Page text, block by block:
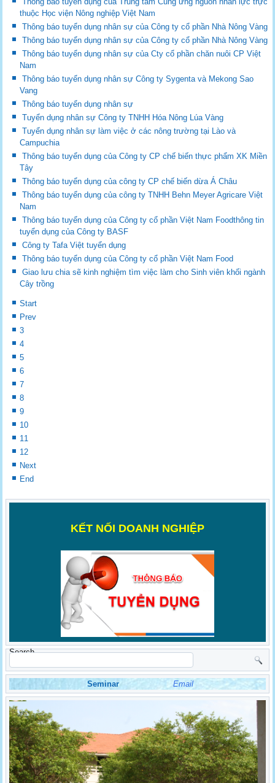
thuộc Học viện Nông nghiệp Việt Nam
Thông báo tuyển dụng nhân sự của Công ty cổ phần Nhà Nông Vàng
Thông báo tuyển dụng nhân sự của Công ty cổ phần Nhà Nông Vàng
Thông báo tuyển dụng nhân sự của Cty cổ phần chăn nuôi CP Việt
Nam
Thông báo tuyển dụng nhân sự Công ty Sygenta và Mekong Sao
Vang
Thông báo tuyển dụng nhân sự
Tuyển dụng nhân sự Công ty TNHH Hóa Nông Lúa Vàng
Tuyển dụng nhân sự làm việc ở các nông trường tại Lào và
Campuchia
Thông báo tuyển dụng của Công ty CP chế biến thực phẩm XK Miền
Tây
Thông báo tuyển dụng của công ty CP chế biến dừa Á Châu
Thông báo tuyển dụng của công ty TNHH Behn Meyer Agricare Việt
Nam
Thông báo tuyển dụng của Công ty cổ phần Việt Nam Foodthông tin
tuyển dụng của Công ty BASF
Công ty Tafa Việt tuyển dụng
Thông báo tuyển dụng của Công ty cổ phần Việt Nam Food
Giao lưu chia sẽ kinh nghiệm tìm việc làm cho Sinh viên khối ngành
Cây trồng
Start
Prev
3
4
5
6
7
8
9
10
11
12
Next
End
KẾT NỐI DOANH NGHIỆP
Search
Seminar Email